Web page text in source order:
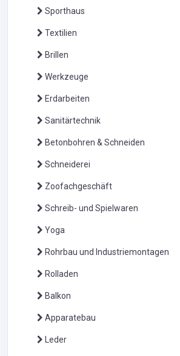
Sporthaus
Textilien
Brillen
Werkzeuge
Erdarbeiten
Sanitärtechnik
Betonbohren & Schneiden
Schneiderei
Zoofachgeschäft
Schreib- und Spielwaren
Yoga
Rohrbau und Industriemontagen
Rolladen
Balkon
Apparatebau
Leder